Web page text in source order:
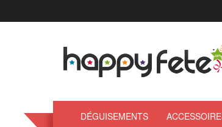
DÉGUISEMENTS